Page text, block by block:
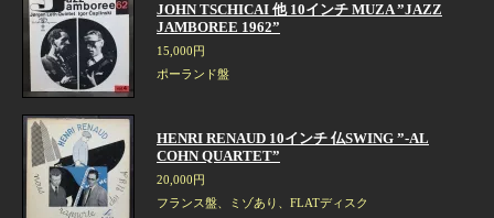
JOHN TSCHICAI 他 10インチ MUZA ”JAZZ
JAMBOREE 1962”
15,000円
ポーランド盤
HENRI RENAUD 10インチ 仏SWING ”-AL
COHN QUARTET”
20,000円
フランス盤、ミゾあり、FLATディスク